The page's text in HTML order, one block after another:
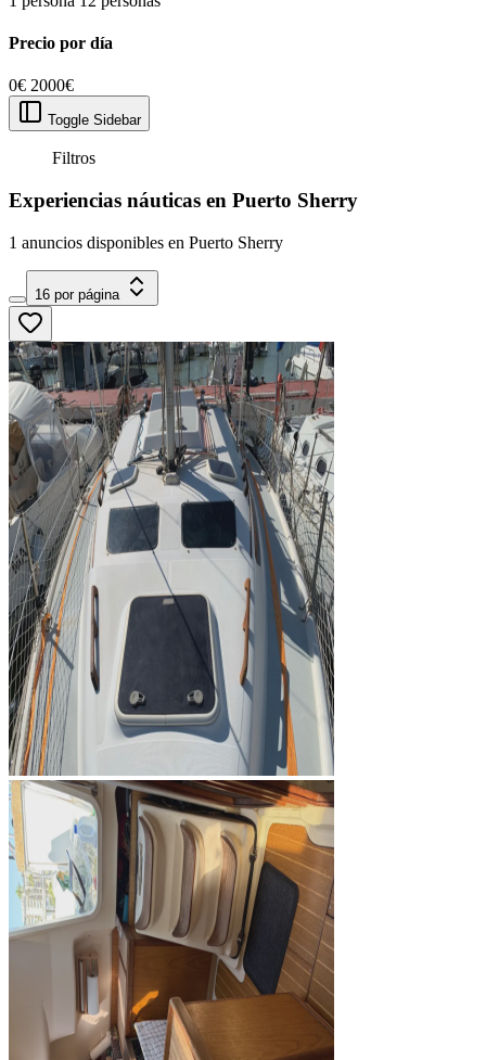
Precio por día
0€ 2000€
Toggle Sidebar
Filtros
Experiencias náuticas en Puerto Sherry
1 anuncios disponibles en Puerto Sherry
16 por página